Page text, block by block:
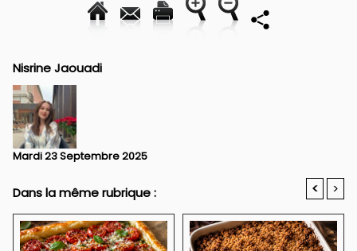
Nisrine Jaouadi
Mardi 23 Septembre 2025
Dans la même rubrique : < >